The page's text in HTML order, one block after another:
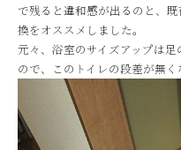
で残ると違和感が出るのと、
換をオススメしました。
元々、浴室のサイズアップは
ので、このトイレの段差が無く